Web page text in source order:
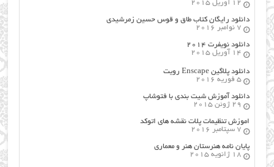
12 آوریل 2015
دانلود رایگان کتاب طاق و قوس حسین زمرشیدی
7 نوامبر 2016
دانلود نویفرت ۲۰۱۴
14 آوریل 2015
دانلود پلاگین Enscape رویت
5 فوریه 2016
دانلود آموزش شیت بندی با فتوشاپ
29 ژوئن 2015
اموزش تنظیمات پلات نقشه های اتوکد
7 سپتامبر 2016
پایان نامه هنرستان هنر و معماري
18 ژانویه 2015